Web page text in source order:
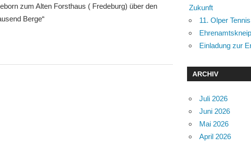
zum Alten Forsthaus ( Fredeburg) über den
Berge“
Zukunft
11. Olper
Einladung zur
ARCHIV
Juli 2026
Juni 2026
Mai 2026
April 2026